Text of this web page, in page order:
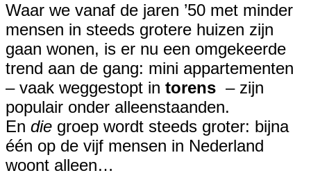
Waar we vanaf de jaren ’50 met minder
mensen in steeds grotere huizen zijn
gaan wonen, is er nu een omgekeerde
trend aan de gang: mini appartementen
– vaak weggestopt in torens – zijn
populair onder alleenstaanden.
En die groep wordt steeds groter: bijna
één op de vijf mensen in Nederland
woont alleen…